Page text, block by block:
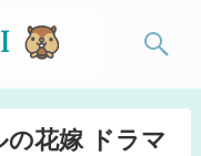
花嫁 ドラマ